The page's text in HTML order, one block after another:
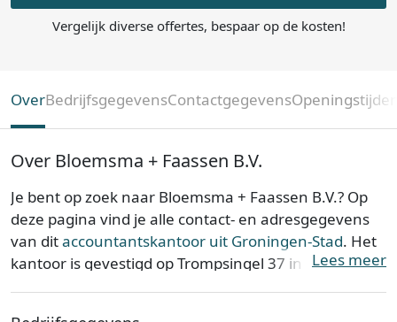
Vergelijk diverse offertes, bespaar op de kosten!
OverBedrijfsgegevensContactgegevens
Over Bloemsma + Faassen B.V.
Je bent op zoek naar Bloemsma + Faassen B.V.? Op
deze pagina vind je alle contact- en adresgegevens
van ditaccountantskantoor uit Groningen-Stad. Het
kantoor is gevestigd op Trompsingel 37 in deLees meer